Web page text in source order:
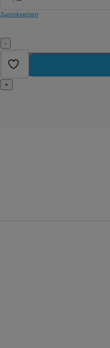
Zurücksetzen
-
+